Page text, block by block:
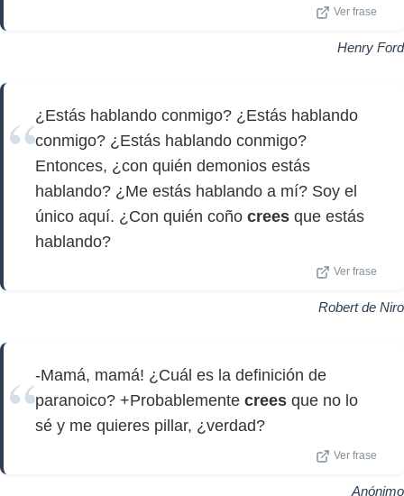
Ver frase
Henry Ford
¿Estás hablando conmigo? ¿Estás hablando
conmigo? ¿Estás hablando conmigo?
Entonces, ¿con quién demonios estás
hablando? ¿Me estás hablando a mí? Soy el
único aquí. ¿Con quién coño crees que estás
hablando?
Ver frase
Robert de Niro
-Mamá, mamá! ¿Cuál es la definición de
paranoico? +Probablemente crees que no lo
sé y me quieres pillar, ¿verdad?
Ver frase
Anónimo